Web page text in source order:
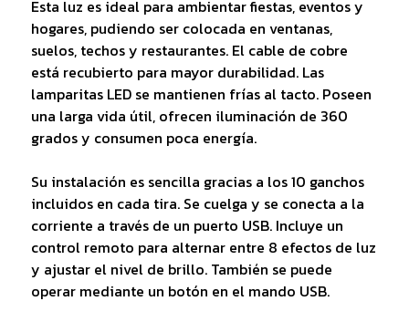
Esta luz es ideal para ambientar fiestas, eventos y
hogares, pudiendo ser colocada en ventanas,
suelos, techos y restaurantes. El cable de cobre
está recubierto para mayor durabilidad. Las
lamparitas LED se mantienen frías al tacto. Poseen
una larga vida útil, ofrecen iluminación de 360
grados y consumen poca energía.
Su instalación es sencilla gracias a los 10 ganchos
incluidos en cada tira. Se cuelga y se conecta a la
corriente a través de un puerto USB. Incluye un
control remoto para alternar entre 8 efectos de luz
y ajustar el nivel de brillo. También se puede
operar mediante un botón en el mando USB.